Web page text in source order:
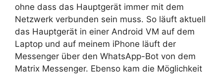
ohne dass das Hauptgerät immer mit dem
Netzwerk verbunden sein muss. So läuft aktuell
das Hauptgerät in einer Android VM auf dem
Laptop und auf meinem iPhone läuft der
Messenger über den WhatsApp-Bot von dem
Matrix Messenger. Ebenso kam die Möglichkeit